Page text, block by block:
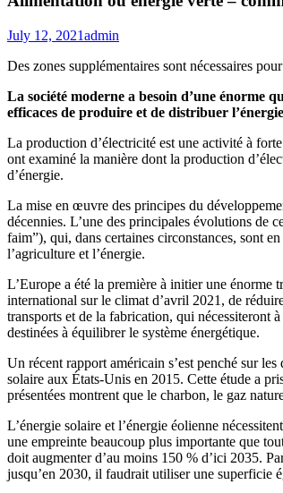
July 12, 2021admin
Des zones supplémentaires sont nécessaires
La société moderne a besoin d’une énorme
efficaces de produire et de distribuer
La production d’électricité est une activité à
ont examiné la manière dont la production
d’énergie.
La mise en œuvre des principes du
décennies. L’une des principales évolutions de
faim”), qui, dans certaines circonstances, sont
l’agriculture et l’énergie.
L’Europe a été la première à initier une énorme
international sur le climat d’avril 2021, de
transports et de la fabrication, qui nécessiteront
destinées à équilibrer le système énergétique.
Un récent rapport américain s’est penché sur
solaire aux États-Unis en 2015. Cette étude a
présentées montrent que le charbon, le gaz
L’énergie solaire et l’énergie éolienne
une empreinte beaucoup plus importante que
doit augmenter d’au moins 150 % d’ici 2035.
jusqu’en 2030, il faudrait utiliser une superficie